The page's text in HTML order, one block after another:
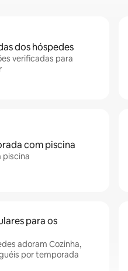
dos hóspedes
verificadas para
com piscina
piscina
para os
adoram Cozinha,
por temporada